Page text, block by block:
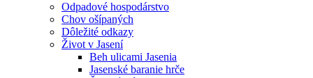
Odpadové hospodárstvo
Chov ošípaných
Dôležité odkazy
Život v Jasení
Beh ulicami Jasenia
Jasenské baranie hrče